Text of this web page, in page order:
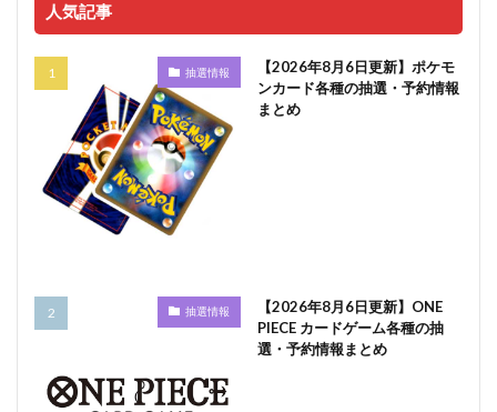
人気記事
抽選情報
【2026年8月6日更新】ポケモ
ンカード各種の抽選・予約情報
まとめ
抽選情報
【2026年8月6日更新】ONE
PIECE カードゲーム各種の抽
選・予約情報まとめ